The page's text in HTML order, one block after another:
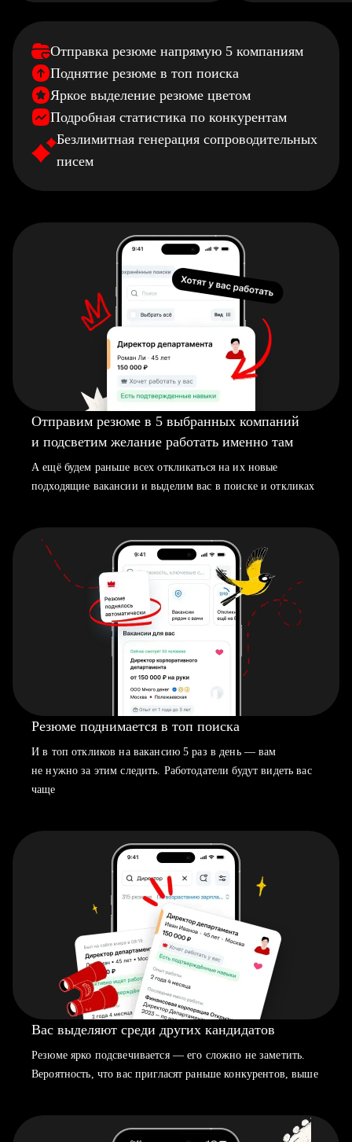
Отправка резюме напрямую 5 компаниям
Поднятие резюме в топ поиска
Яркое выделение резюме цветом
Подробная статистика по конкурентам
Безлимитная генерация сопроводительных
писем
Отправим резюме в 5 выбранных компаний
и подсветим желание работать именно там
А ещё будем раньше всех откликаться на их новые
подходящие вакансии и выделим вас в поиске и откликах
Резюме поднимается в топ поиска
И в топ откликов на вакансию 5 раз в день — вам
не нужно за этим следить. Работодатели будут видеть вас
чаще
Вас выделяют среди других кандидатов
Резюме ярко подсвечивается — его сложно не заметить.
Вероятность, что вас пригласят раньше конкурентов, выше